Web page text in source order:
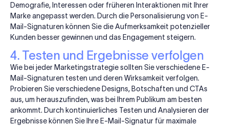
Demografie, Interessen oder früheren Interaktionen mit Ihrer
Marke angepasst werden. Durch die Personalisierung von E-
Mail-Signaturen können Sie die Aufmerksamkeit potenzieller
Kunden besser gewinnen und das Engagement steigern.
4. Testen und Ergebnisse verfolgen
Wie bei jeder Marketingstrategie sollten Sie verschiedene E-
Mail-Signaturen testen und deren Wirksamkeit verfolgen.
Probieren Sie verschiedene Designs, Botschaften und CTAs
aus, um herauszufinden, was bei Ihrem Publikum am besten
ankommt. Durch kontinuierliches Testen und Analysieren der
Ergebnisse können Sie Ihre E-Mail-Signatur für maximale